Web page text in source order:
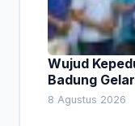
Wujud
Badung
8 Agustus 2026